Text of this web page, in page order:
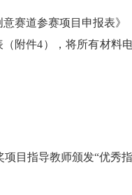
赛道参赛项目申报表》
附件4），将所有材料
项目指导教师颁发“优秀